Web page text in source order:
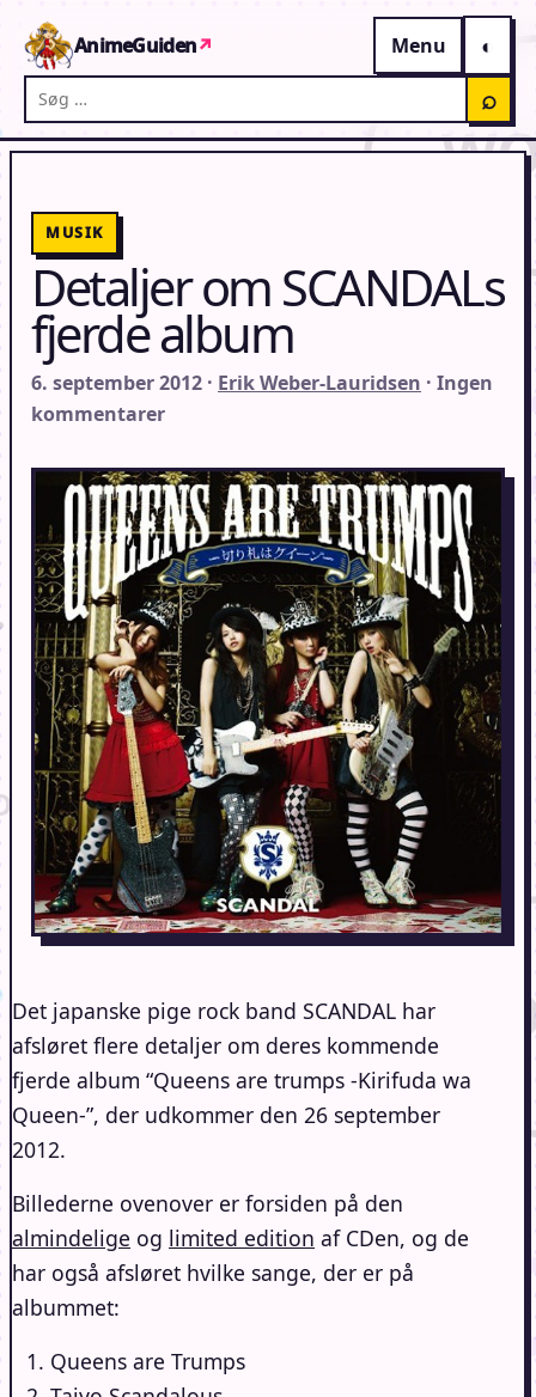
AnimeGuiden↗
Menu
Søg på AnimeGuiden
⌕
MUSIK
Detaljer om SCANDALs
fjerde album
6. september 2012 · Erik Weber-Lauridsen · Ingen
kommentarer
Det japanske pige rock band SCANDAL har
afsløret flere detaljer om deres kommende
fjerde album “Queens are trumps -Kirifuda wa
Queen-”, der udkommer den 26 september
2012.
Billederne ovenover er forsiden på den
almindelige og limited edition af CDen, og de
har også afsløret hvilke sange, der er på
albummet:
Queens are Trumps